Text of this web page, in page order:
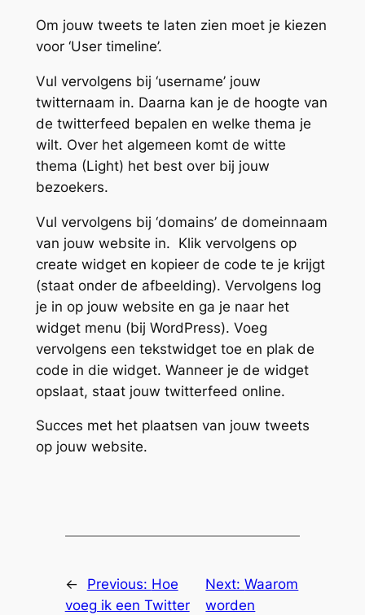
Om jouw tweets te laten zien moet je kiezen
voor ‘User timeline’.
Vul vervolgens bij ‘username’ jouw
twitternaam in. Daarna kan je de hoogte van
de twitterfeed bepalen en welke thema je
wilt. Over het algemeen komt de witte
thema (Light) het best over bij jouw
bezoekers.
Vul vervolgens bij ‘domains’ de domeinnaam
van jouw website in. Klik vervolgens op
create widget en kopieer de code te je krijgt
(staat onder de afbeelding). Vervolgens log
je in op jouw website en ga je naar het
widget menu (bij WordPress). Voeg
vervolgens een tekstwidget toe en plak de
code in die widget. Wanneer je de widget
opslaat, staat jouw twitterfeed online.
Succes met het plaatsen van jouw tweets
op jouw website.
← Previous: Hoe
voeg ik een Twitter
Next:Waarom
worden